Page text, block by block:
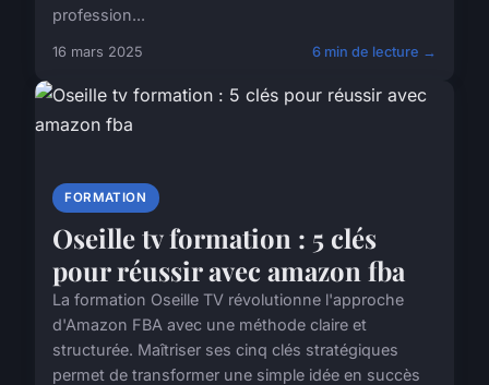
profession...
16 mars 2025 6 min de lecture →
FORMATION
Oseille tv formation : 5 clés
pour réussir avec amazon fba
La formation Oseille TV révolutionne l'approche
d'Amazon FBA avec une méthode claire et
structurée. Maîtriser ses cinq clés stratégiques
permet de transformer une simple idée en succès